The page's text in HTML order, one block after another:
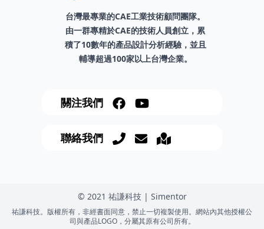
台灣最專業的CAE工業技術顧問團隊。
由一群專精於CAE的技術人員創立，累
積了10數年的產品設計分析經驗，並且
輔導超過100家以上台灣企業。
關注我們
聯絡我們
© 2021 祐謙科技 | Simentor
祐謙科技。版權所有，非經書面同意，禁止一切複製使用。網站內其他授權公
司與產品LOGO，分屬其原有公司所有。